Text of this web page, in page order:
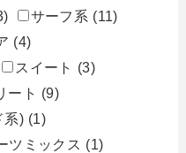
サーフ系 (11)
(4)
スイート
(3)
ート (9)
系) (1)
ツミックス (1)